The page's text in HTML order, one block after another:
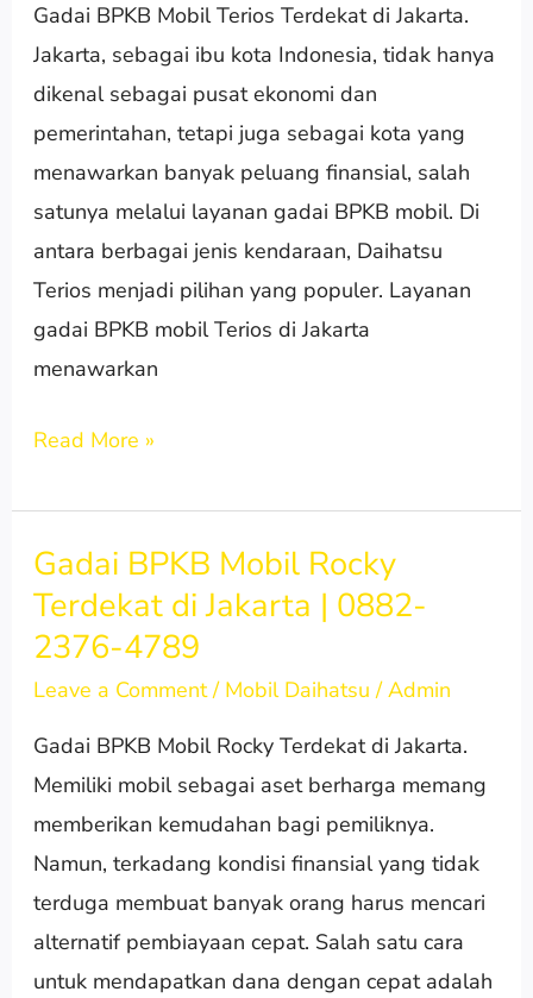
Gadai BPKB Mobil Terios Terdekat di Jakarta.
Jakarta, sebagai ibu kota Indonesia, tidak hanya
dikenal sebagai pusat ekonomi dan
pemerintahan, tetapi juga sebagai kota yang
menawarkan banyak peluang finansial, salah
satunya melalui layanan gadai BPKB mobil. Di
antara berbagai jenis kendaraan, Daihatsu
Terios menjadi pilihan yang populer. Layanan
gadai BPKB mobil Terios di Jakarta
menawarkan
di
Jakarta
|
0882-
2376-
4789
Read More »
Gadai BPKB Mobil Rocky
Terdekat di Jakarta | 0882-
2376-4789
Leave a Comment / Mobil Daihatsu /Admin
Gadai BPKB Mobil Rocky Terdekat di Jakarta.
Memiliki mobil sebagai aset berharga memang
memberikan kemudahan bagi pemiliknya.
Namun, terkadang kondisi finansial yang tidak
terduga membuat banyak orang harus mencari
alternatif pembiayaan cepat. Salah satu cara
untuk mendapatkan dana dengan cepat adalah
Gadai
BPKB
Mobil
Rocky
di
Jakarta
|
0882-
2376-
4789